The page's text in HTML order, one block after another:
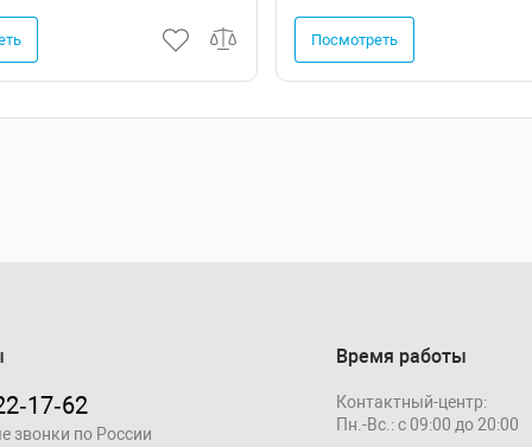
Посмотреть
звонки по России
Время работы
Контактный-центр:
Пн.-Вс.: с 09:00 до 20:00